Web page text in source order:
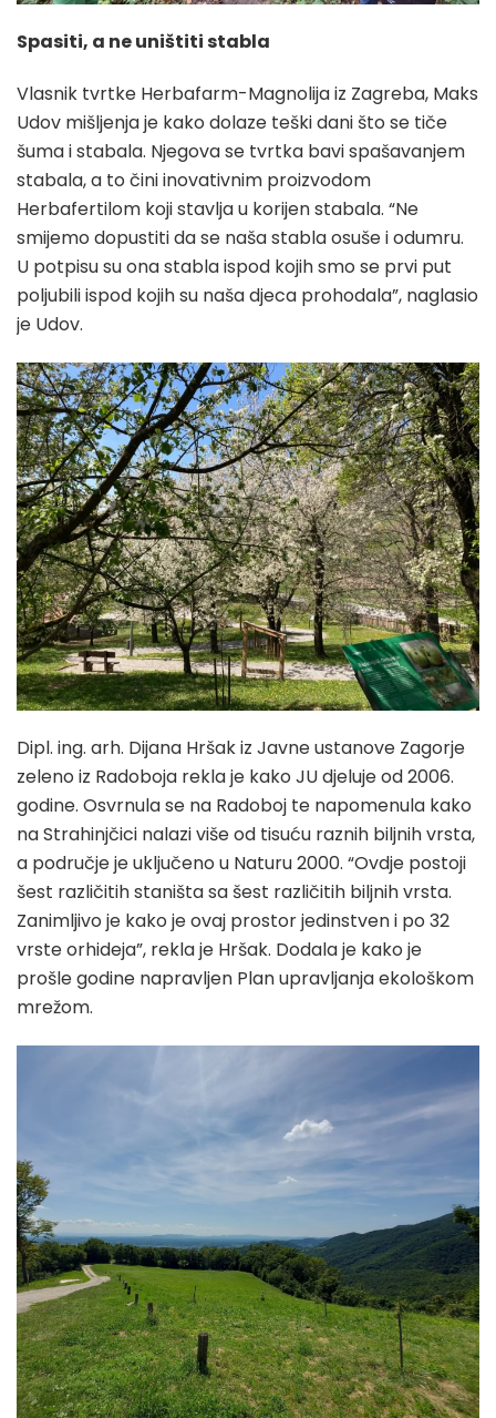
Spasiti, a ne uništiti stabla
Vlasnik tvrtke Herbafarm-Magnolija iz Zagreba, Maks
Udov mišljenja je kako dolaze teški dani što se tiče
šuma i stabala. Njegova se tvrtka bavi spašavanjem
stabala, a to čini inovativnim proizvodom
Herbafertilom koji stavlja u korijen stabala. “Ne
smijemo dopustiti da se naša stabla osuše i odumru.
U potpisu su ona stabla ispod kojih smo se prvi put
poljubili ispod kojih su naša djeca prohodala”, naglasio
je Udov.
Dipl. ing. arh. Dijana Hršak iz Javne ustanove Zagorje
zeleno iz Radoboja rekla je kako JU djeluje od 2006.
godine. Osvrnula se na Radoboj te napomenula kako
na Strahinjčici nalazi više od tisuću raznih biljnih vrsta,
a područje je uključeno u Naturu 2000. “Ovdje postoji
šest različitih staništa sa šest različitih biljnih vrsta.
Zanimljivo je kako je ovaj prostor jedinstven i po 32
vrste orhideja”, rekla je Hršak. Dodala je kako je
prošle godine napravljen Plan upravljanja ekološkom
mrežom.